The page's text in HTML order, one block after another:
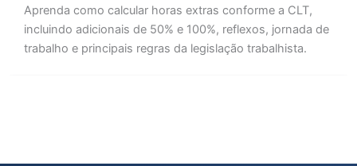
Aprenda como calcular horas extras conforme a CLT,
incluindo adicionais de 50% e 100%, reflexos, jornada de
trabalho e principais regras da legislação trabalhista.